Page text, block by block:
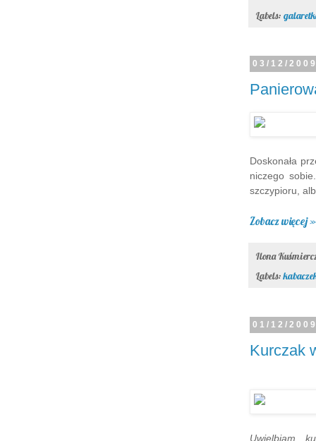
Labels:
03/12/
Doskonała
niczego
szczypioru,
Zobacz więcej »
Ilona
Labels:
01/12/
Kurczak
Uwielbiam